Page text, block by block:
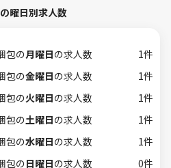
曜日別求人数
包の月曜日の求人数
1件
包の金曜日の求人数
1件
包の火曜日の求人数
1件
包の土曜日の求人数
1件
包の水曜日の求人数
1件
包の日曜日の求人数
0件